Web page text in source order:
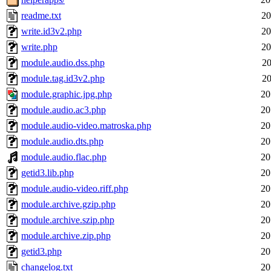
readme.txt
write.id3v2.php
write.php
module.audio.dss.php
module.tag.id3v2.php
module.graphic.jpg.php
module.audio.ac3.php
module.audio-video.matroska.php
module.audio.dts.php
module.audio.flac.php
getid3.lib.php
module.audio-video.riff.php
module.archive.gzip.php
module.archive.szip.php
module.archive.zip.php
getid3.php
changelog.txt